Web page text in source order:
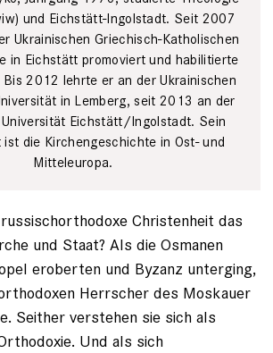
und Eichstätt-Ingolstadt. Seit 2007
Ukrainischen Griechisch-Katholischen
in Eichstätt promoviert und habilitierte
2012 lehrte er an der Ukrainischen
in Lemberg, seit 2013 an der
Eichstätt/Ingolstadt. Sein
die Kirchengeschichte in Ost- und
Mitteleuropa.
Christenheit das
und Staat? Als die Osmanen
eroberten und Byzanz unterging,
Herrscher des Moskauer
Seither verstehen sie sich als
Und als sich